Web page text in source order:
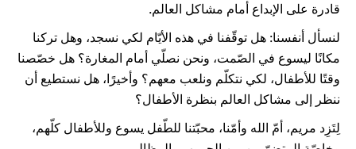
قادرة على الإبداع أمام مشاكل العالم.
لنسأل أنفسنا: هل توقّفنا في هذه الأيّام لكي نسجد، وهل تركنا
مكانًا ليسوع في الصّمت، ونحن نصلّي أمام المغارة؟ هل خصّصنا
وقتًا للأطفال، لكي نتكلّم ونلعب معهم؟ وأخيرًا، هل نستطيع أن
ننظر إلى مشاكل العالم بنظرة الأطفال؟
لِتَزِد مريم، أمّ الله وأمّنا، محبّتنا للطّفل يسوع وللأطفال كلّهم،